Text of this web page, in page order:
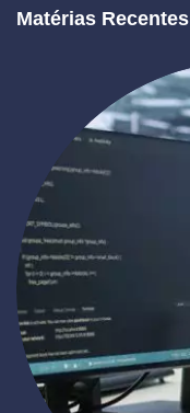
Matérias Recentes